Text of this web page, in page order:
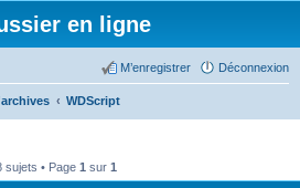
en ligne
Déconnexion
M’enregistrer
WDScript
sujets • Page 1 sur 1